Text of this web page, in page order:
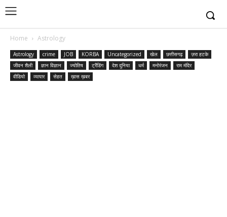
Home Astrology
Astrology crime JOB KORBA Uncategorized खेल छत्तीसगढ़
ज़रा हटके
जीवन शैली
ज्ञान विज्ञान ज्योतिष ट्रैंडिंग देश दुनिया धर्म मनोरंजन
राम मंदिर
वीडियो
व्यापार सेहत ख़ास ख़बर